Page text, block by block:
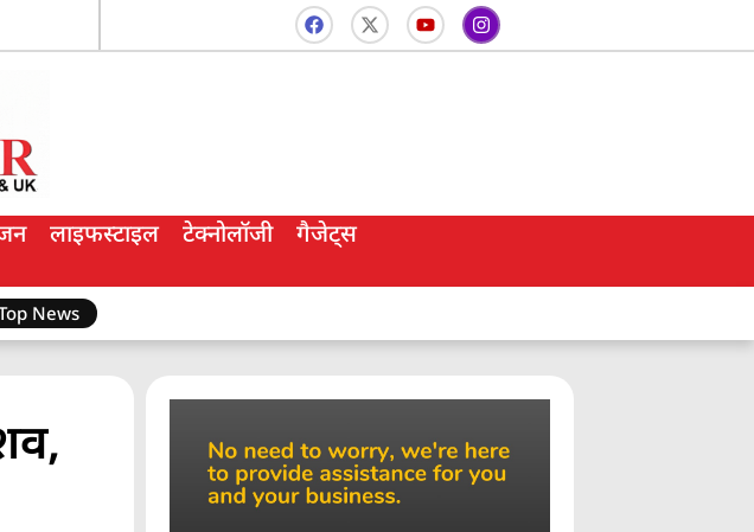
लाइफस्टाइल टेक्नोलॉजी
गैजेट्स
News